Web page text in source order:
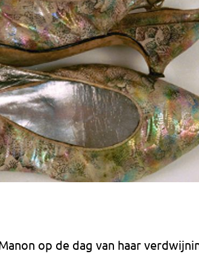
op de dag van haar